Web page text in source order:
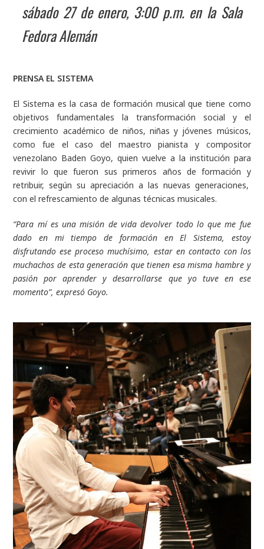
sábado 27 de enero, 3:00 p.m. en la Sala
Fedora Alemán
PRENSA EL SISTEMA
El Sistema es la casa de formación musical que tiene como
objetivos fundamentales la transformación social y el
crecimiento académico de niños, niñas y jóvenes músicos,
como fue el caso del maestro pianista y compositor
venezolano Baden Goyo, quien vuelve a la institución para
revivir lo que fueron sus primeros años de formación y
retribuir, según su apreciación a las nuevas generaciones,
con el refrescamiento de algunas técnicas musicales.
“Para mí es una misión de vida devolver todo lo que me fue
dado en mi tiempo de formación en El Sistema, estoy
disfrutando ese proceso muchísimo, estar en contacto con los
muchachos de esta generación que tienen esa misma hambre y
pasión por aprender y desarrollarse que yo tuve en ese
momento”,expresó Goyo.